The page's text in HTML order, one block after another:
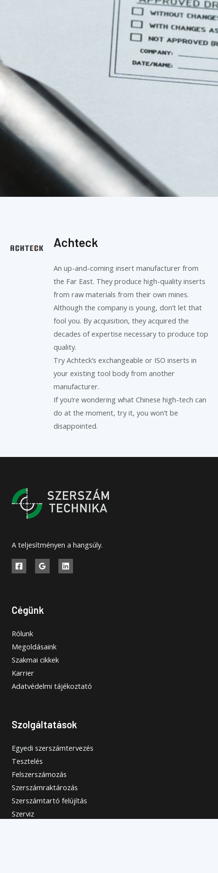
Achteck
An up-and-coming insert manufacturer from
the Far East. They produce high-quality inserts
from raw materials from their own mines.
Although the company is young, don’t let that
fool you. By acquisition, they acquired the
decades of expertise necessary to produce top
quality.
Try Achteck’s exchangeable or ISO inserts in
your existing tool body from another
manufacturer.
If you’re wondering what Chinese high-tech can
do at the moment, try it, you won’t be
disappointed.
A teljesítményen a hangsúly.
Cégünk
Rólunk
Megoldásaink
Szakmai cikkek
Karrier
Adatvédelmi tájékoztató
Szolgáltatások
Egyedi szerszámtervezés
Tesztelés
Felszerszámozás
Szerszámraktározás
Szerszámtartó felújítás
Szerviz